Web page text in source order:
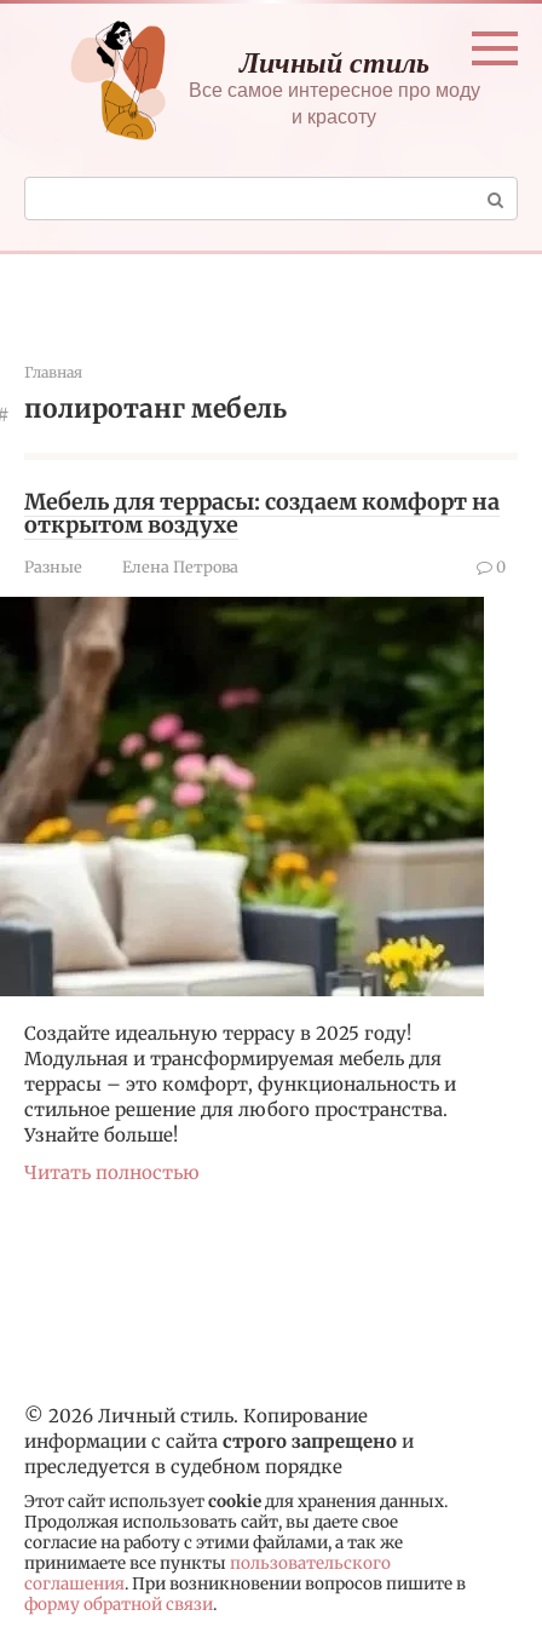
Перейти
контенту
Личный стиль
Все самое интересное про моду
и красоту
Поиск:
Главная
полиротанг мебель
Мебель для террасы: создаем комфорт на
открытом воздухе
Разные Елена Петрова 0
Создайте идеальную террасу в 2025 году!
Модульная и трансформируемая мебель для
террасы – это комфорт, функциональность и
стильное решение для любого пространства.
Узнайте больше!
Читать полностью
© 2026 Личный стиль. Копирование
информации с сайта строго запрещено и
преследуется в судебном порядке
Этот сайт используетcookieдля хранения данных.
Продолжая использовать сайт, вы даете свое
согласие на работу с этими файлами, а так же
принимаете все пункты пользовательского
соглашения. При возникновении вопросов пишите в
форму обратной связи.